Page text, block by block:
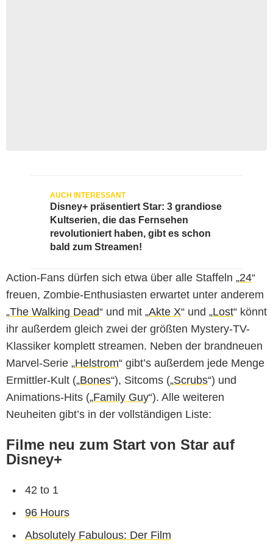
Disney+ präsentiert Star: 3 grandiose
Kultserien, die das Fernsehen
revolutioniert haben, gibt es schon
bald zum Streamen!
Action-Fans dürfen sich etwa über alle Staffeln „24“
freuen, Zombie-Enthusiasten erwartet unter anderem
„The Walking Dead“ und mit „Akte X“ und „Lost“ könnt
ihr außerdem gleich zwei der größten Mystery-TV-
Klassiker komplett streamen. Neben der brandneuen
Marvel-Serie „Helstrom“ gibt’s außerdem jede Menge
Ermittler-Kult („Bones“), Sitcoms („Scrubs“) und
Animations-Hits („Family Guy“). Alle weiteren
Neuheiten gibt’s in der vollständigen Liste:
Filme neu zum Start von Star auf
Disney+
42 to 1
96 Hours
Absolutely Fabulous: Der Film